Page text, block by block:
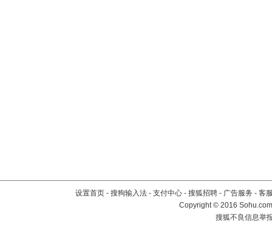
设置首页 - 搜狗输入法 - 支付中心 - 搜狐招聘 - 广告服务 - 客
Copyright©2016
搜狐不良信息举